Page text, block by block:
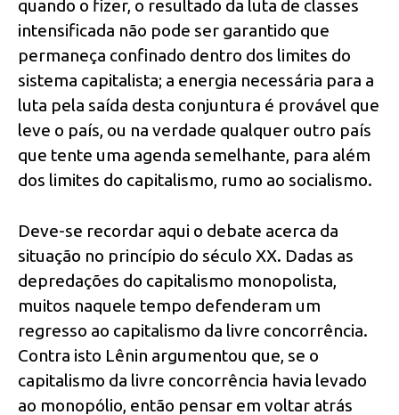
quando o fizer, o resultado da luta de classes
intensificada não pode ser garantido que
permaneça confinado dentro dos limites do
sistema capitalista; a energia necessária para a
luta pela saída desta conjuntura é provável que
leve o país, ou na verdade qualquer outro país
que tente uma agenda semelhante, para além
dos limites do capitalismo, rumo ao socialismo.
Deve-se recordar aqui o debate acerca da
situação no princípio do século XX. Dadas as
depredações do capitalismo monopolista,
muitos naquele tempo defenderam um
regresso ao capitalismo da livre concorrência.
Contra isto Lênin argumentou que, se o
capitalismo da livre concorrência havia levado
ao monopólio, então pensar em voltar atrás